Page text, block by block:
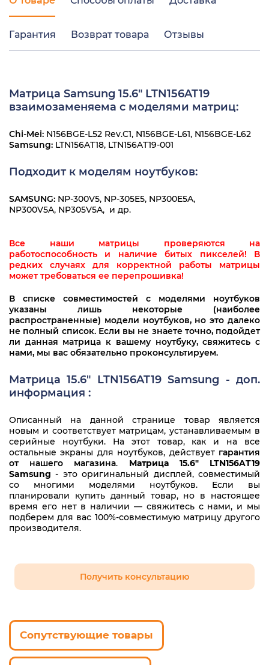
Гарантия Возврат товара Отзывы
Матрица Samsung 15.6" LTN156AT19
взаимозаменяема с моделями матриц:
Chi-Mei: N156BGE-L52 Rev.C1, N156BGE-L61, N156BGE-L62
Samsung: LTN156AT18, LTN156AT19-001
Подходит к моделям ноутбуков:
SAMSUNG: NP-300V5, NP-305E5, NP300E5A,
NP300V5A, NP305V5A, и др.
Все наши матрицы проверяются на
работоспособность и наличие битых пикселей! В
редких случаях для корректной работы матрицы
может требоваться ее перепрошивка!
В списке совместимостей с моделями ноутбуков
указаны лишь некоторые (наиболее
распространенные) модели ноутбуков, но это далеко
не полный список. Если вы не знаете точно, подойдет
ли данная матрица к вашему ноутбуку, свяжитесь с
нами, мы вас обязательно проконсультируем.
Матрица 15.6" LTN156AT19 Samsung - доп.
информация :
Описанный на данной странице товар является
новым и соответствует матрицам, устанавливаемым в
серийные ноутбуки. На этот товар, как и на все
остальные экраны для ноутбуков, действует гарантия
от нашего магазина. Матрица 15.6" LTN156AT19
Samsung - это оригинальный дисплей, совместимый
со многими моделями ноутбуков. Если вы
планировали купить данный товар, но в настоящее
время его нет в наличии — свяжитесь с нами, и мы
подберем для вас 100%-совместимую матрицу другого
производителя.
Получить консультацию
Сопутствующие товары